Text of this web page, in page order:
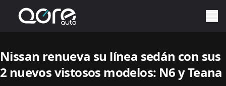
Nissan renueva su línea sedán con sus
2 nuevos vistosos modelos: N6 y Teana